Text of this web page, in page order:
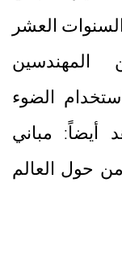
العشر
المهندسين
الضوء
أيضاً: مباني
حول العالم